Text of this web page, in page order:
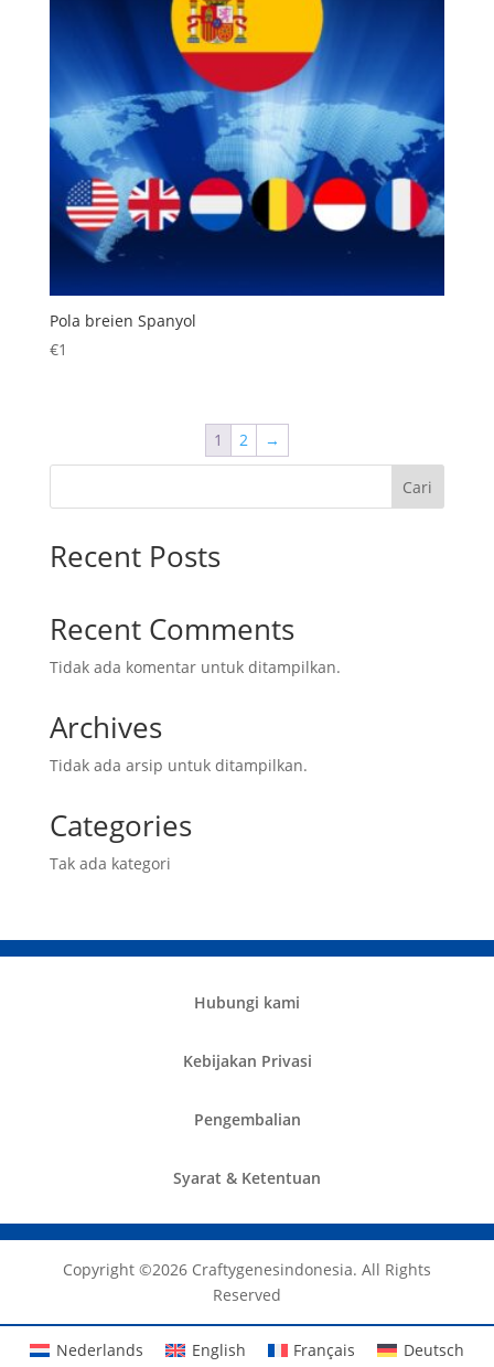
Pola breien Spanyol
€1
1 2 →
Cari
Recent Posts
Recent Comments
Tidak ada komentar untuk ditampilkan.
Archives
Tidak ada arsip untuk ditampilkan.
Categories
Tak ada kategori
Hubungi kami
Kebijakan Privasi
Pengembalian
Syarat & Ketentuan
Copyright ©️2026 Craftygenesindonesia. All Rights
Reserved
Nederlands English Français Deutsch